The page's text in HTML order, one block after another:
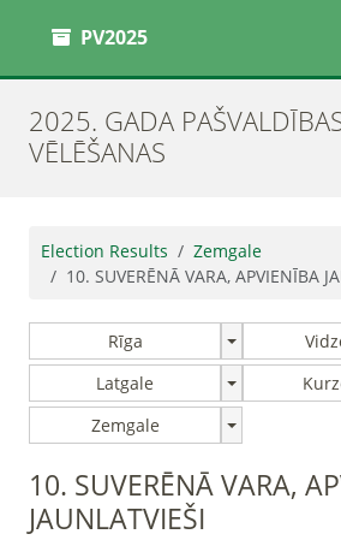
PV2025
2025. GADA
VĒLĒŠANAS
Election Results
Zemgale
10. SUVERĒNĀ VARA, APVIENĪBA
Rīga
Latgale
Zemgale
10. SUVERĒNĀ VARA,
JAUNLATVIEŠI